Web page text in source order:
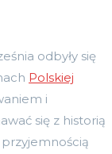
odbyły się
Polskiej
i
się z historią